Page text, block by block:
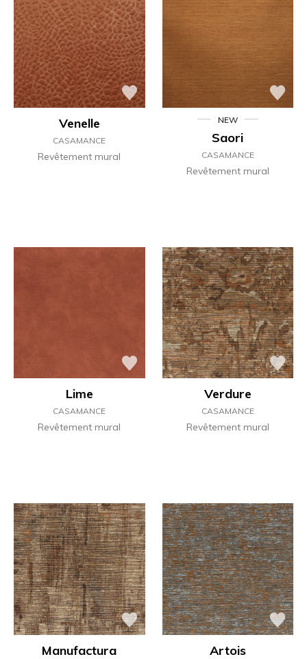
Venelle
CASAMANCE
Revêtement mural
NEW
Saori
CASAMANCE
Revêtement mural
Lime
CASAMANCE
Revêtement mural
Verdure
CASAMANCE
Revêtement mural
Manufactura Artois